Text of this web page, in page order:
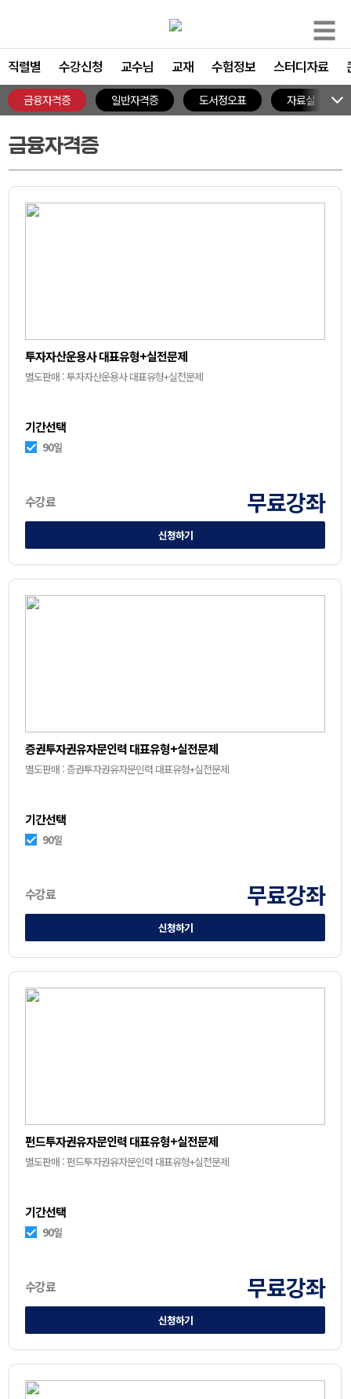
☰
직렬별 수강신청 교수님 교재 수험정보 스터디자료
금융자격증 일반자격증 도서정오표 자료실
금융자격증
투자자산운용사 대표유형+실전문제
별도판매 : 투자자산운용사 대표유형+실전문제
기간선택
90일
수강료 무료강좌
신청하기
증권투자권유자문인력 대표유형+실전문제
별도판매 : 증권투자권유자문인력 대표유형+실전문제
기간선택
90일
수강료 무료강좌
신청하기
펀드투자권유자문인력 대표유형+실전문제
별도판매 : 펀드투자권유자문인력 대표유형+실전문제
기간선택
90일
수강료 무료강좌
신청하기